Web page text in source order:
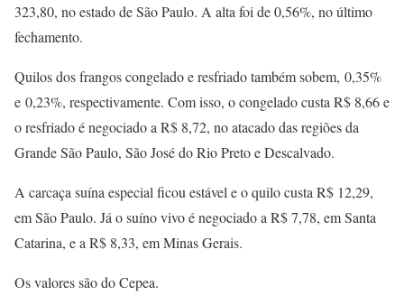
323,80, no estado de São Paulo. A alta foi de 0,56%, no último
fechamento.
Quilos dos frangos congelado e resfriado também sobem, 0,35%
e 0,23%, respectivamente. Com isso, o congelado custa R$ 8,66 e
o resfriado é negociado a R$ 8,72, no atacado das regiões da
Grande São Paulo, São José do Rio Preto e Descalvado.
A carcaça suína especial ficou estável e o quilo custa R$ 12,29,
em São Paulo. Já o suíno vivo é negociado a R$ 7,78, em Santa
Catarina, e a R$ 8,33, em Minas Gerais.
Os valores são do Cepea.